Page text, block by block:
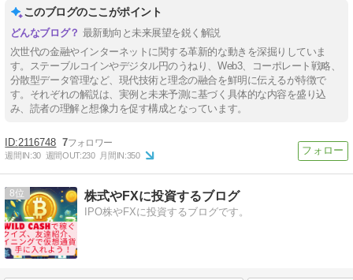
このブログのここがポイント
最新動向と未来展望を鋭く解説
次世代の金融やインターネットに関する革新的な動きを深掘りしていま
す。ステーブルコインやデジタル円のうねり、Web3、コーポレート戦略、
分散型データ管理など、現代技術と理念の融合を鮮明に伝えるが特徴で
す。それぞれの解説は、実例と未来予測に基づく具体的な内容を盛り込
み、読者の理解と想像力を促す構成となっています。
2116748 7
週間IN:30 週間OUT:230 月間IN:350
8 株式やFXに投資するブログ
IPO株やFXに投資するブログです。